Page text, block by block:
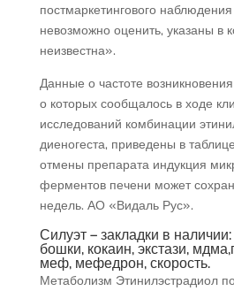
постмаркетингового
невозможно оценить, указаны в
неизвестна».
Данные о частоте
о которых сообщалось в ходе
исследований комбинации
диеногеста, приведены в
отмены препарата индукция
ферментов печени может
недель. АО «Видаль Рус».
Силуэт – закладки в
бошки, кокаин, экстази,
меф, мефедрон, скорость.
Метаболизм Этинилэстрадиол